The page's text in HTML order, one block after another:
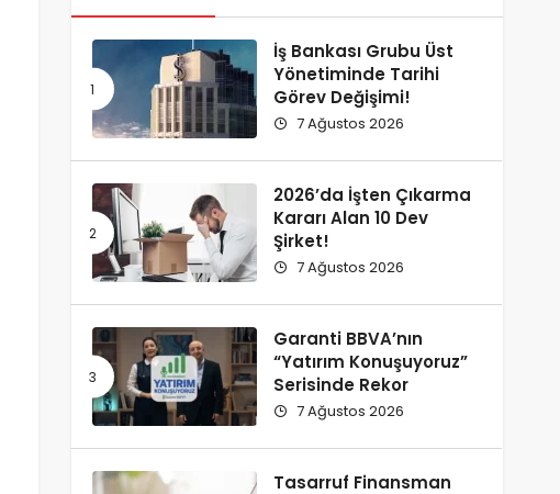
İş Bankası Grubu Üst
Yönetiminde Tarihi
Görev Değişimi!
7 Ağustos 2026
2026’da İşten Çıkarma
Kararı Alan 10 Dev
Şirket!
7 Ağustos 2026
Garanti BBVA’nın
“Yatırım Konuşuyoruz”
Serisinde Rekor
7 Ağustos 2026
Tasarruf Finansman